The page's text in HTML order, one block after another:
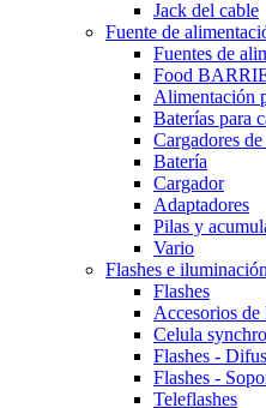
Jack del cable
Fuente de
Fuentes de
Food
Alimentación
Baterías para
Cargadores
Batería
Cargador
Adaptadores
Pilas y
Vario
Flashes e iluminación
Flashes
Accesorios de
Celula
Flashes -
Flashes -
Teleflashes